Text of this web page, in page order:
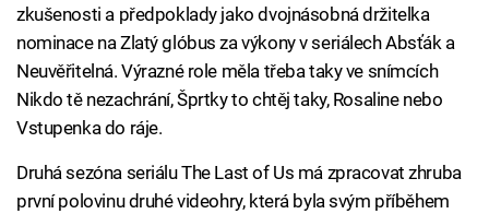
zkušenosti a předpoklady jako dvojnásobná držitelka
nominace na Zlatý glóbus za výkony v seriálech Absťák a
Neuvěřitelná. Výrazné role měla třeba taky ve snímcích
Nikdo tě nezachrání, Šprtky to chtěj taky, Rosaline nebo
Vstupenka do ráje.
Druhá sezóna seriálu The Last of Us má zpracovat zhruba
první polovinu druhé videohry, která byla svým příběhem